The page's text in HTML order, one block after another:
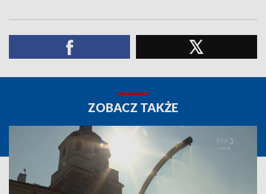
ZOBACZ TAKŻE